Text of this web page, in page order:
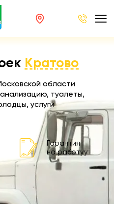
Кратово
области
туалеты,
услуги
Гарантия
на работуу